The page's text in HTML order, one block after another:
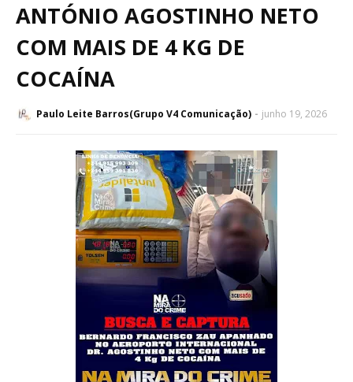
ANTÓNIO AGOSTINHO NETO
COM MAIS DE 4 KG DE
COCAÍNA
Paulo Leite Barros(Grupo V4 Comunicação) junho 19, 2026